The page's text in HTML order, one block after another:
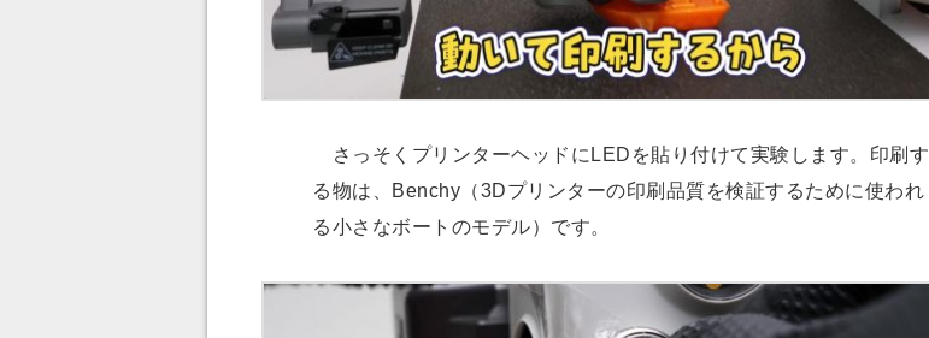
さっそくプリンターヘッドにLEDを貼り付けて実験します。印刷す
る物は、Benchy（3Dプリンターの印刷品質を検証するために使われ
る小さなボートのモデル）です。